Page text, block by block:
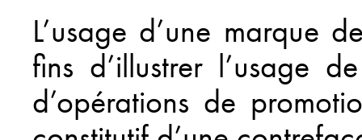
L’usage d’une marque
fins d’illustrer l’usage
d’opérations de